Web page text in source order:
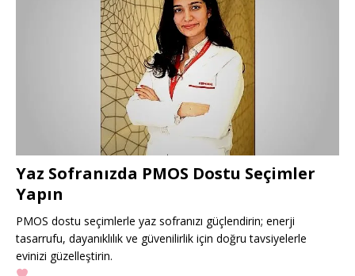
Yaz Sofranızda PMOS Dostu Seçimler
Yapın
PMOS dostu seçimlerle yaz sofranızı güçlendirin; enerji
tasarrufu, dayanıklılık ve güvenilirlik için doğru tavsiyelerle
evinizi güzelleştirin.